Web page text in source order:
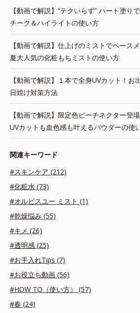
【動画で解説】“テクいらず” ハート塗り
チーク＆ハイライトの使い方
【動画で解説】仕上げのミストでベース
夏大人気の化粧もちミストの使い方
【動画で解説】１本で全身UVカット！お
日焼け対策方法
【動画で解説】限定色ピーチネクター登
UVカットも血色感も叶えるパウダーの使
関連キーワード
#スキンケア (212)
#化粧水 (73)
#オルビスユー ミスト (1)
#乾燥悩み (55)
#キメ (26)
#透明感 (25)
#お手入れTips (7)
#お役立ち動画 (56)
#HOW TO（使い方） (57)
#春 (24)